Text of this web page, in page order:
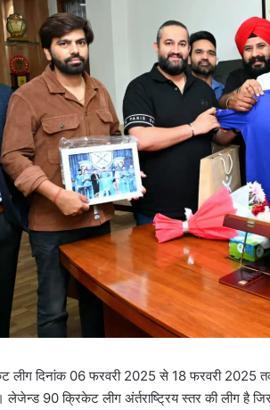
दिनांक 06 फरवरी 2025 से 18 फरवरी 2025 तक
लेजेन्ड 90 क्रिकेट लीग अंर्तराष्ट्रिय स्तर की लीग है